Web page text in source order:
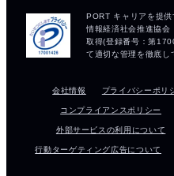
会社情報 プライバシーポリ
コンプライアンスポリシー
外部サービスの利用について
行動ターゲティング広告について